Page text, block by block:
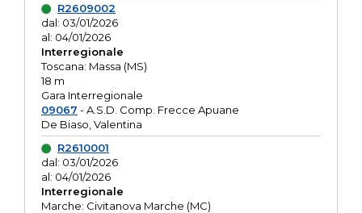
R2609002
dal: 03/01/2026
al: 04/01/2026
Interregionale
Toscana: Massa (MS)
18 m
Gara Interregionale
09067 - A.S.D. Comp. Frecce Apuane
De Biaso, Valentina
R2610001
dal: 03/01/2026
al: 04/01/2026
Interregionale
Marche: Civitanova Marche (MC)